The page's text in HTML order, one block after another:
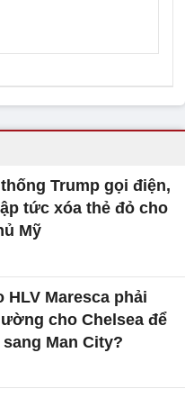
Trump gọi điện,
tức xóa thẻ đỏ cho
Mỹ
HLV Maresca phải
cho Chelsea để
Man City?